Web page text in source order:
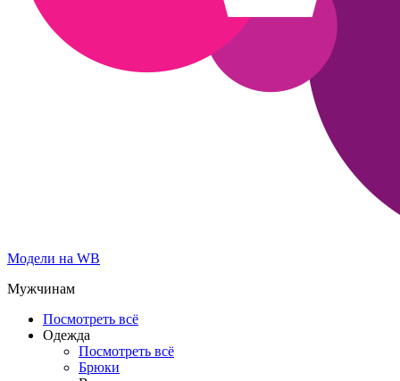
Модели на WB
Мужчинам
Посмотреть всё
Одежда
Посмотреть всё
Брюки